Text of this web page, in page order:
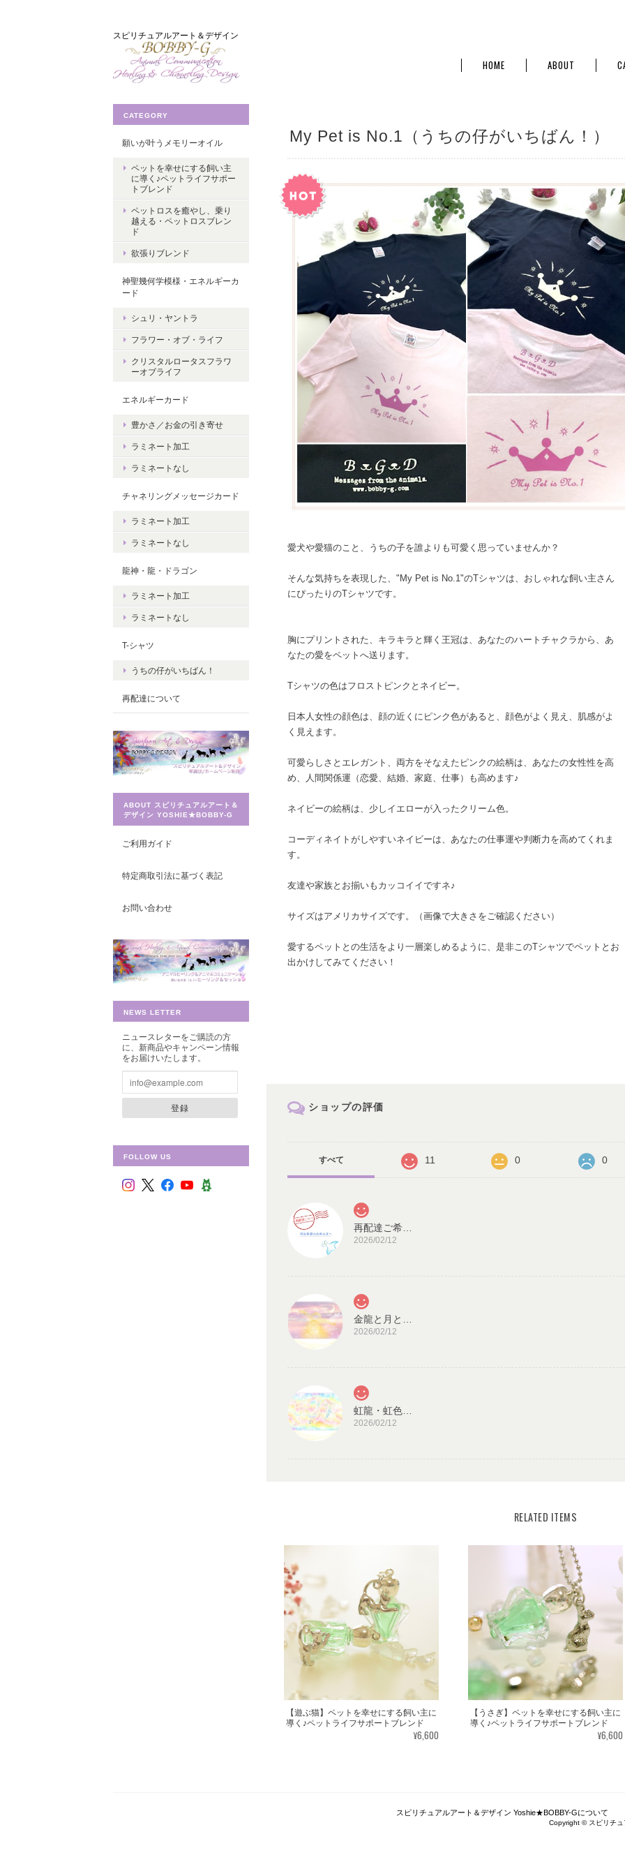
スピリチュアルアート＆デザイン
HOME ABOUT
My Pet is No.1（うちの仔がいちばん！）
愛犬や愛猫のこと、うちの子を誰よりも可愛く思っていませんか？
そんな気持ちを表現した、"My Pet is No.1"のTシャツは、おしゃれな飼い主さん
にぴったりのTシャツです。
胸にプリントされた、キラキラと輝く王冠は、あなたのハートチャクラから、あ
なたの愛をペットへ送ります。
Tシャツの色はフロストピンクとネイビー。
日本人女性の顔色は、顔の近くにピンク色があると、顔色がよく見え、肌感がよ
く見えます。
可愛らしさとエレガント、両方をそなえたピンクの絵柄は、あなたの女性性を高
め、人間関係運（恋愛、結婚、家庭、仕事）も高めます♪
ネイビーの絵柄は、少しイエローが入ったクリーム色。
コーディネイトがしやすいネイビーは、あなたの仕事運や判断力を高めてくれま
す。
友達や家族とお揃いもカッコイイですネ♪
サイズはアメリカサイズです。（画像で大きさをご確認ください）
愛するペットとの生活をより一層楽しめるように、是非このTシャツでペットとお
出かけしてみてください！
ショップの評価
すべて 11 0 0
2026/02/12
2026/02/12
2026/02/12
この度はご購入いただき、誠にありがと
うで嬉しいです。とても励みになります
がとうございました。
ありがとうございます。 いつの日かまた逢える
思います。
レビューありがとうございます。 ペット
エネルギーカードを無事に受け取りました。 見
＾ 早速お札入れに入れて願いを込めました。
RELATED ITEMS
【遊ぶ猫】ペットを幸せにする飼い主に
導く♪ペットライフサポートブレンド
¥6,600
【うさぎ】ペットを幸せにする飼い主に
導く♪ペットライフサポートブレンド
¥6,600
CATEGORY
願いが叶うメモリーオイル
ペットを幸せにする飼い主
に導く♪ペットライフサポー
トブレンド
ペットロスを癒やし、乗り
越える・ペットロスブレン
ド
欲張りブレンド
神聖幾何学模様・エネルギーカ
ード
シュリ・ヤントラ
フラワー・オブ・ライフ
クリスタルロータスフラワ
ーオブライフ
エネルギーカード
豊かさ／お金の引き寄せ
ラミネート加工
ラミネートなし
チャネリングメッセージカード
ラミネート加工
ラミネートなし
龍神・龍・ドラゴン
ラミネート加工
ラミネートなし
T-シャツ
うちの仔がいちばん！
再配達について
ABOUT スピリチュアルアート＆
デザイン YOSHIE★BOBBY-G
ご利用ガイド
特定商取引法に基づく表記
お問い合わせ
NEWS LETTER
ニュースレターをご購読の方
に、新商品やキャンペーン情報
をお届けいたします。
登録
FOLLOW US
スピリチュアルアート＆デザイン Yoshie★BOBBY-Gについて
Copyright © スピリチ